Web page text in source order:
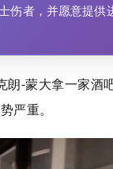
伤者，并愿意提供
朗-蒙大拿一家酒
严重。